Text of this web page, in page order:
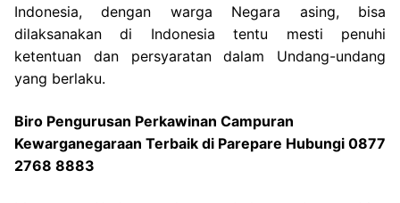
Indonesia, dengan warga Negara asing, bisa
dilaksanakan di Indonesia tentu mesti penuhi
ketentuan dan persyaratan dalam Undang-undang
yang berlaku.
Biro Pengurusan Perkawinan Campuran
Kewarganegaraan Terbaik di Parepare Hubungi 0877
2768 8883